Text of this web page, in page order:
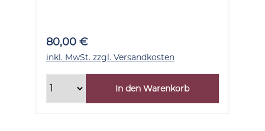
80,00 €
inkl. MwSt. zzgl. Versandkosten
In den Warenkorb